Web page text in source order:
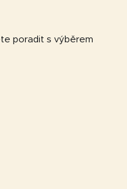
poradit s výběrem